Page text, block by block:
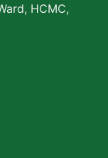
HCMC,